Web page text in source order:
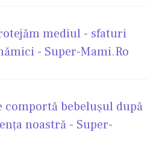
mediul - sfaturi
- Super-Mami.Ro
comportă bebeluşul după
noastră - Super-